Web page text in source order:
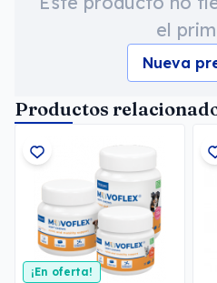
el
Nueva
Productos
¡En oferta!